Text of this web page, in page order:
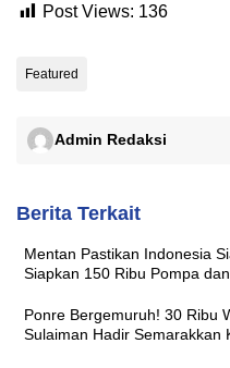
Post Views: 136
Featured
Admin Redaksi
Berita Terkait
Mentan Pastikan Indonesia
Siapkan 150 Ribu Pompa
Ponre Bergemuruh! 30 Ribu
Sulaiman Hadir Semarakkan